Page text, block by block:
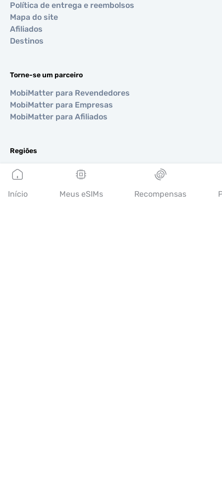
Política de entrega e reembolsos
Mapa do site
Afiliados
Destinos
Torne-se um parceiro
MobiMatter para Revendedores
MobiMatter para Empresas
MobiMatter para Afiliados
Regiões
eSIM para Europa
eSIM para Ásia
eSIM para Américas
Início Meus eSIMs Recompensas